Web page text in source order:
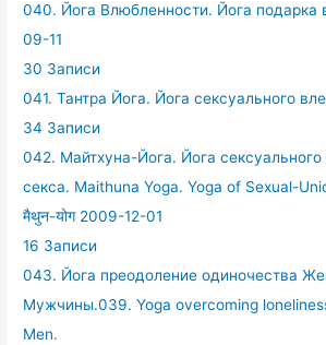
040. Йога Влюбленности. Йога подарка
09-11
30 Записи
041. Тантра Йога. Йога сексуального
34 Записи
042. Майтхуна-Йога. Йога
секса. Maithuna Yoga. Yoga of Sexual-
मैथुन-योग 2009-12-01
16 Записи
043. Йога преодоление одиночества
Мужчины.039. Yoga overcoming
Men.